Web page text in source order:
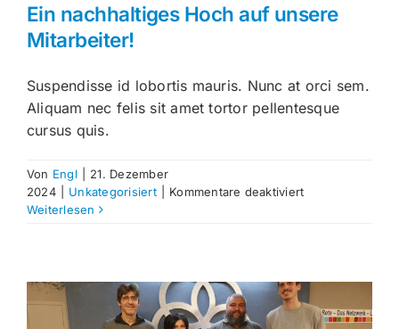
Ein nachhaltiges Hoch auf unsere
Mitarbeiter!
Suspendisse id lobortis mauris. Nunc at orci sem.
Aliquam nec felis sit amet tortor pellentesque
cursus quis.
Von Engl
21. Dezember
2024
Unkategorisiert Kommentare deaktiviertfür
unsere
Mitarbeiter!
Weiterlesen